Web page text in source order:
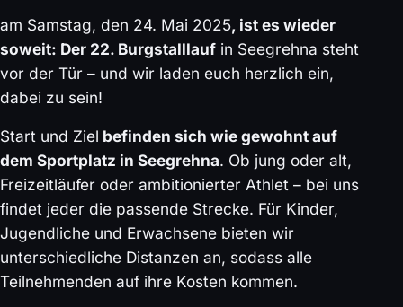
am Samstag, den 24. Mai 2025, ist es wieder
soweit: Der 22. Burgstalllauf in Seegrehna steht
vor der Tür – und wir laden euch herzlich ein,
dabei zu sein!
Start und Ziel befinden sich wie gewohnt auf
dem Sportplatz in Seegrehna. Ob jung oder alt,
Freizeitläufer oder ambitionierter Athlet – bei uns
findet jeder die passende Strecke. Für Kinder,
Jugendliche und Erwachsene bieten wir
unterschiedliche Distanzen an, sodass alle
Teilnehmenden auf ihre Kosten kommen.